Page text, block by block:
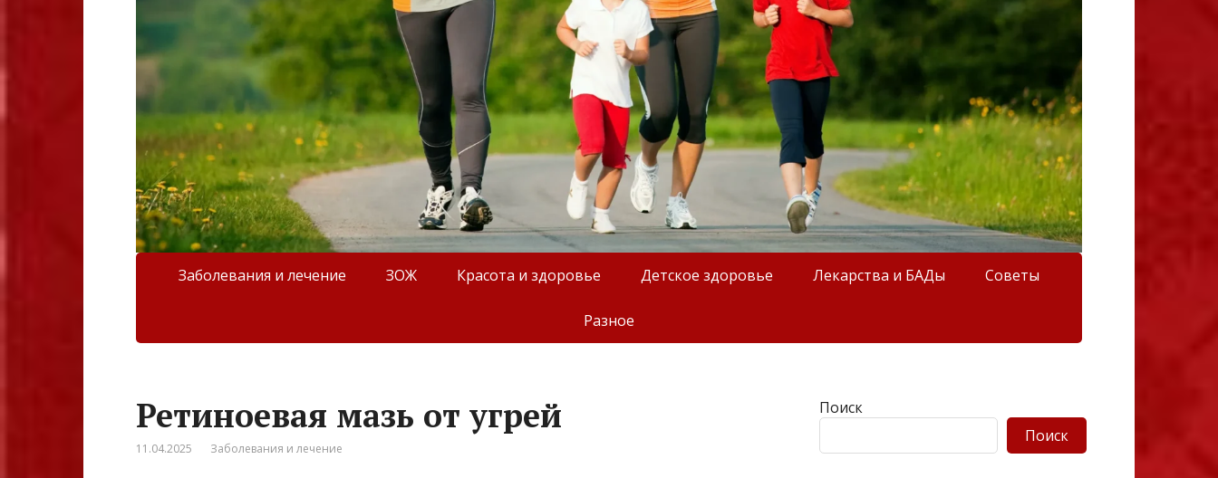
Заболевания и лечение ЗОЖ Красота и здоровье Детское здоровье Лекарства и БАДы Советы
Разное
Ретиноевая мазь от угрей
11.04.2025 Заболевания и лечение
Поиск
Поиск